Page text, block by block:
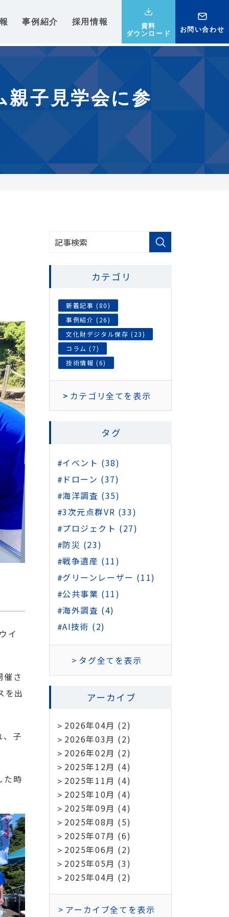
事例紹介 採用情報
資料
ダウンロード
お問い合わせ
親子見学会に参
イ
催さ
を出
、子
た時
カテゴリ
新着記事 (80)
事例紹介 (26)
文化財デジタル保存 (23)
コラム (7)
技術情報 (6)
カテゴリ全てを表示
タグ
イベント (38)
ドローン (37)
海洋調査 (35)
3次元点群VR (33)
プロジェクト (27)
防災 (23)
戦争遺産 (11)
グリーンレーザー (11)
公共事業 (11)
海外調査 (4)
AI技術 (2)
タグ全てを表示
アーカイブ
2026年04月 (2)
2026年03月 (2)
2026年02月 (2)
2025年12月 (4)
2025年11月 (4)
2025年10月 (4)
2025年09月 (4)
2025年08月 (5)
2025年07月 (6)
2025年06月 (2)
2025年05月 (3)
2025年04月 (2)
アーカイブ全てを表示